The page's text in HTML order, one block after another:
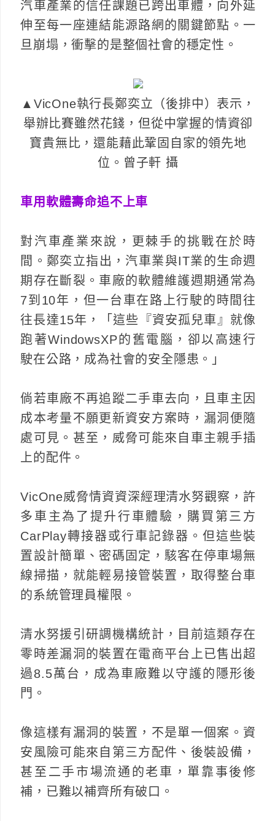
汽車產業的信任課題已跨出車體，向外延
伸至每一座連結能源路網的關鍵節點。一
旦崩塌，衝擊的是整個社會的穩定性。
▲VicOne執行長鄭奕立（後排中）表示，
舉辦比賽雖然花錢，但從中掌握的情資卻
寶貴無比，還能藉此鞏固自家的領先地
位。曾子軒 攝
車用軟體壽命追不上車
對汽車產業來說，更棘手的挑戰在於時
間。鄭奕立指出，汽車業與IT業的生命週
期存在斷裂。車廠的軟體維護週期通常為
7到10年，但一台車在路上行駛的時間往
往長達15年，「這些『資安孤兒車』就像
跑著WindowsXP的舊電腦，卻以高速行
駛在公路，成為社會的安全隱患。」
倘若車廠不再追蹤二手車去向，且車主因
成本考量不願更新資安方案時，漏洞便隨
處可見。甚至，威脅可能來自車主親手插
上的配件。
VicOne威脅情資資深經理清水努觀察，許
多車主為了提升行車體驗，購買第三方
CarPlay轉接器或行車記錄器。但這些裝
置設計簡單、密碼固定，駭客在停車場無
線掃描，就能輕易接管裝置，取得整台車
的系統管理員權限。
清水努援引研調機構統計，目前這類存在
零時差漏洞的裝置在電商平台上已售出超
過8.5萬台，成為車廠難以守護的隱形後
門。
像這樣有漏洞的裝置，不是單一個案。資
安風險可能來自第三方配件、後裝設備，
甚至二手市場流通的老車，單靠事後修
補，已難以補齊所有破口。